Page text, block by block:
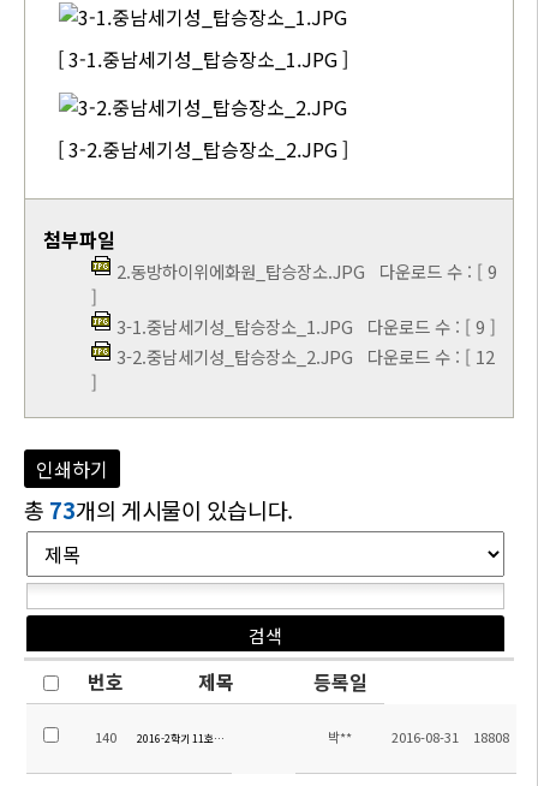
[ 3-1.중남세기성_탑승장소_1.JPG ]
[ 3-2.중남세기성_탑승장소_2.JPG ]
첨부파일
2.동방하이위에화원_탑승장소.JPG 다운로드 수 : [ 9
]
3-1.중남세기성_탑승장소_1.JPG 다운로드 수 : [ 9 ]
3-2.중남세기성_탑승장소_2.JPG 다운로드 수 : [ 12
]
인쇄하기
총 73개의 게시물이 있습니다.
번호 제목 등록일
140 2016-2학기 11호차(오중,오강지역) 탑승장소 안내
박** 2016-08-31 18808